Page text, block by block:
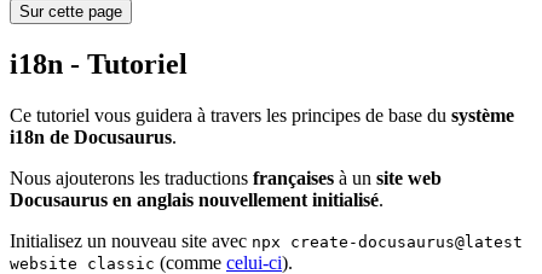
Sur cette page
i18n - Tutoriel
Ce tutoriel vous guidera à travers les principes de base du système
i18n de Docusaurus.
Nous ajouterons les traductions françaises à un site web
Docusaurus en anglais nouvellement initialisé.
Initialisez un nouveau site avec npx create-docusaurus@latest
website classic (comme celui-ci).